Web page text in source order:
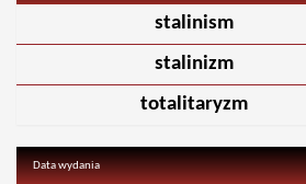
stalinism
stalinizm
totalitaryzm
Data wydania